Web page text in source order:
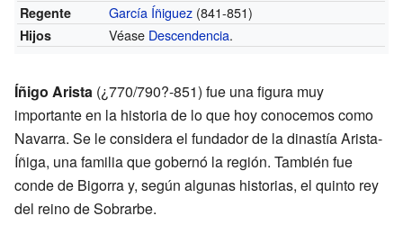
Regente García Íñiguez (841-851)
Hijos Véase Descendencia.
Íñigo Arista (¿770/790?-851) fue una figura muy
importante en la historia de lo que hoy conocemos como
Navarra. Se le considera el fundador de la dinastía Arista-
Íñiga, una familia que gobernó la región. También fue
conde de Bigorra y, según algunas historias, el quinto rey
del reino de Sobrarbe.